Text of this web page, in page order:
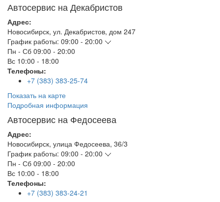
Автосервис на Декабристов
Адрес:
Новосибирск, ул. Декабристов, дом 247
График работы: 09:00 - 20:00
Пн - Сб 09:00 - 20:00
Вс 10:00 - 18:00
Телефоны:
+7 (383) 383-25-74
Показать на карте
Подробная информация
Автосервис на Федосеева
Адрес:
Новосибирск, улица Федосеева, 36/3
График работы: 09:00 - 20:00
Пн - Сб 09:00 - 20:00
Вс 10:00 - 18:00
Телефоны:
+7 (383) 383-24-21